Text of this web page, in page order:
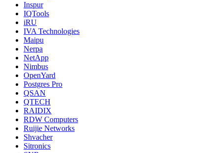
Inspur
IQTools
iRU
IVA Technologies
Maipu
Nerpa
NetApp
Nimbus
OpenYard
Postgres Pro
QSAN
QTECH
RAIDIX
RDW Computers
Ruijie Networks
Shvacher
Sitronics